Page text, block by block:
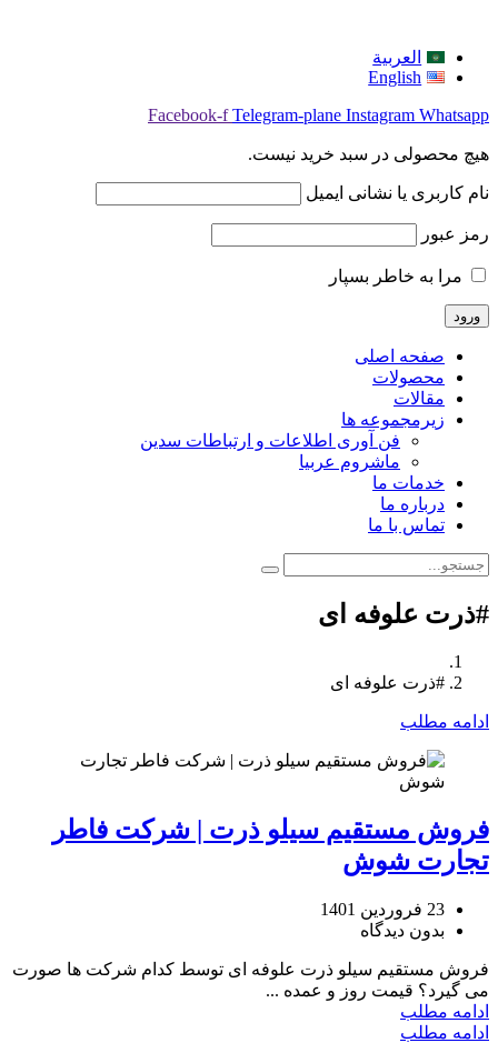
العربية
English
Facebook-f Telegram-plane Instagram Whatsapp
هیچ محصولی در سبد خرید نیست.
نام کاربری یا نشانی ایمیل
رمز عبور
مرا به خاطر بسپار
صفحه اصلی
محصولات
مقالات
زیرمجموعه ها
فن آوری اطلاعات و ارتباطات سدین
ماشروم عربيا
خدمات ما
درباره ما
تماس با ما
#ذرت علوفه ای
#ذرت علوفه ای
ادامه مطلب
فروش مستقیم سیلو ذرت | شرکت فاطر
تجارت شوش
23 فروردین 1401
بدون دیدگاه
فروش مستقیم سیلو ذرت علوفه ای توسط کدام شرکت ها صورت
می گیرد؟ قیمت روز و عمده ...
ادامه مطلب
ادامه مطلب